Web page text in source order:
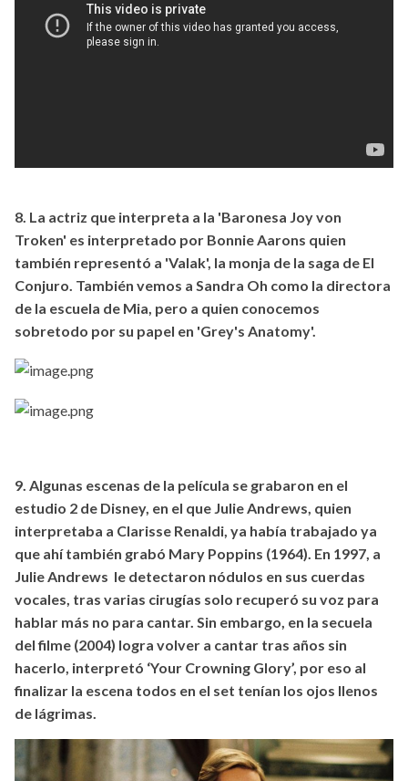
8. La actriz que interpreta a la 'Baronesa Joy von
Troken' es interpretado por Bonnie Aarons quien
también representó a 'Valak', la monja de la saga de El
Conjuro. También vemos a Sandra Oh como la directora
de la escuela de Mia, pero a quien conocemos
sobretodo por su papel en 'Grey's Anatomy'.
9. Algunas escenas de la película se grabaron en el
estudio 2 de Disney, en el que Julie Andrews, quien
interpretaba a Clarisse Renaldi, ya había trabajado ya
que ahí también grabó Mary Poppins (1964). En 1997, a
Julie Andrews le detectaron nódulos en sus cuerdas
vocales, tras varias cirugías solo recuperó su voz para
hablar más no para cantar. Sin embargo, en la secuela
del filme (2004) logra volver a cantar tras años sin
hacerlo, interpretó ‘Your Crowning Glory’, por eso al
finalizar la escena todos en el set tenían los ojos llenos
de lágrimas.